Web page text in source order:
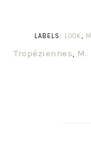
LABELS: LOOK,
Tropéziennes, M.